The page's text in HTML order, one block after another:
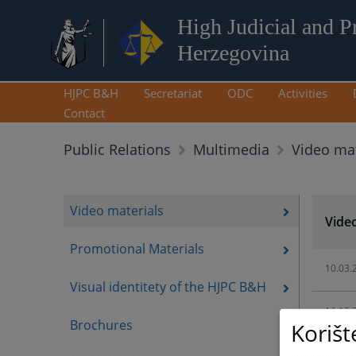
High Judicial and
Herzegovina
HJPC B&H Secretariat ODC Activities
Contact
Public Relations Multimedia Video
Video materials
Promotional Materials
Visual identitety of the HJPC B&H
Brochures